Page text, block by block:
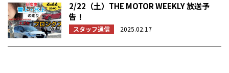
2/22（土）THE MOTOR WEEKLY 放送予
告！
スタッフ通信 2025.02.17